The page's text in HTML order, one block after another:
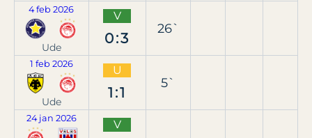
4 feb 2026
Ude
V
0:3
26`
1 feb 2026
Ude
U
1:1
5`
24 jan 2026 V